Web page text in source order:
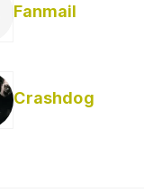
Fanmail
Crashdog